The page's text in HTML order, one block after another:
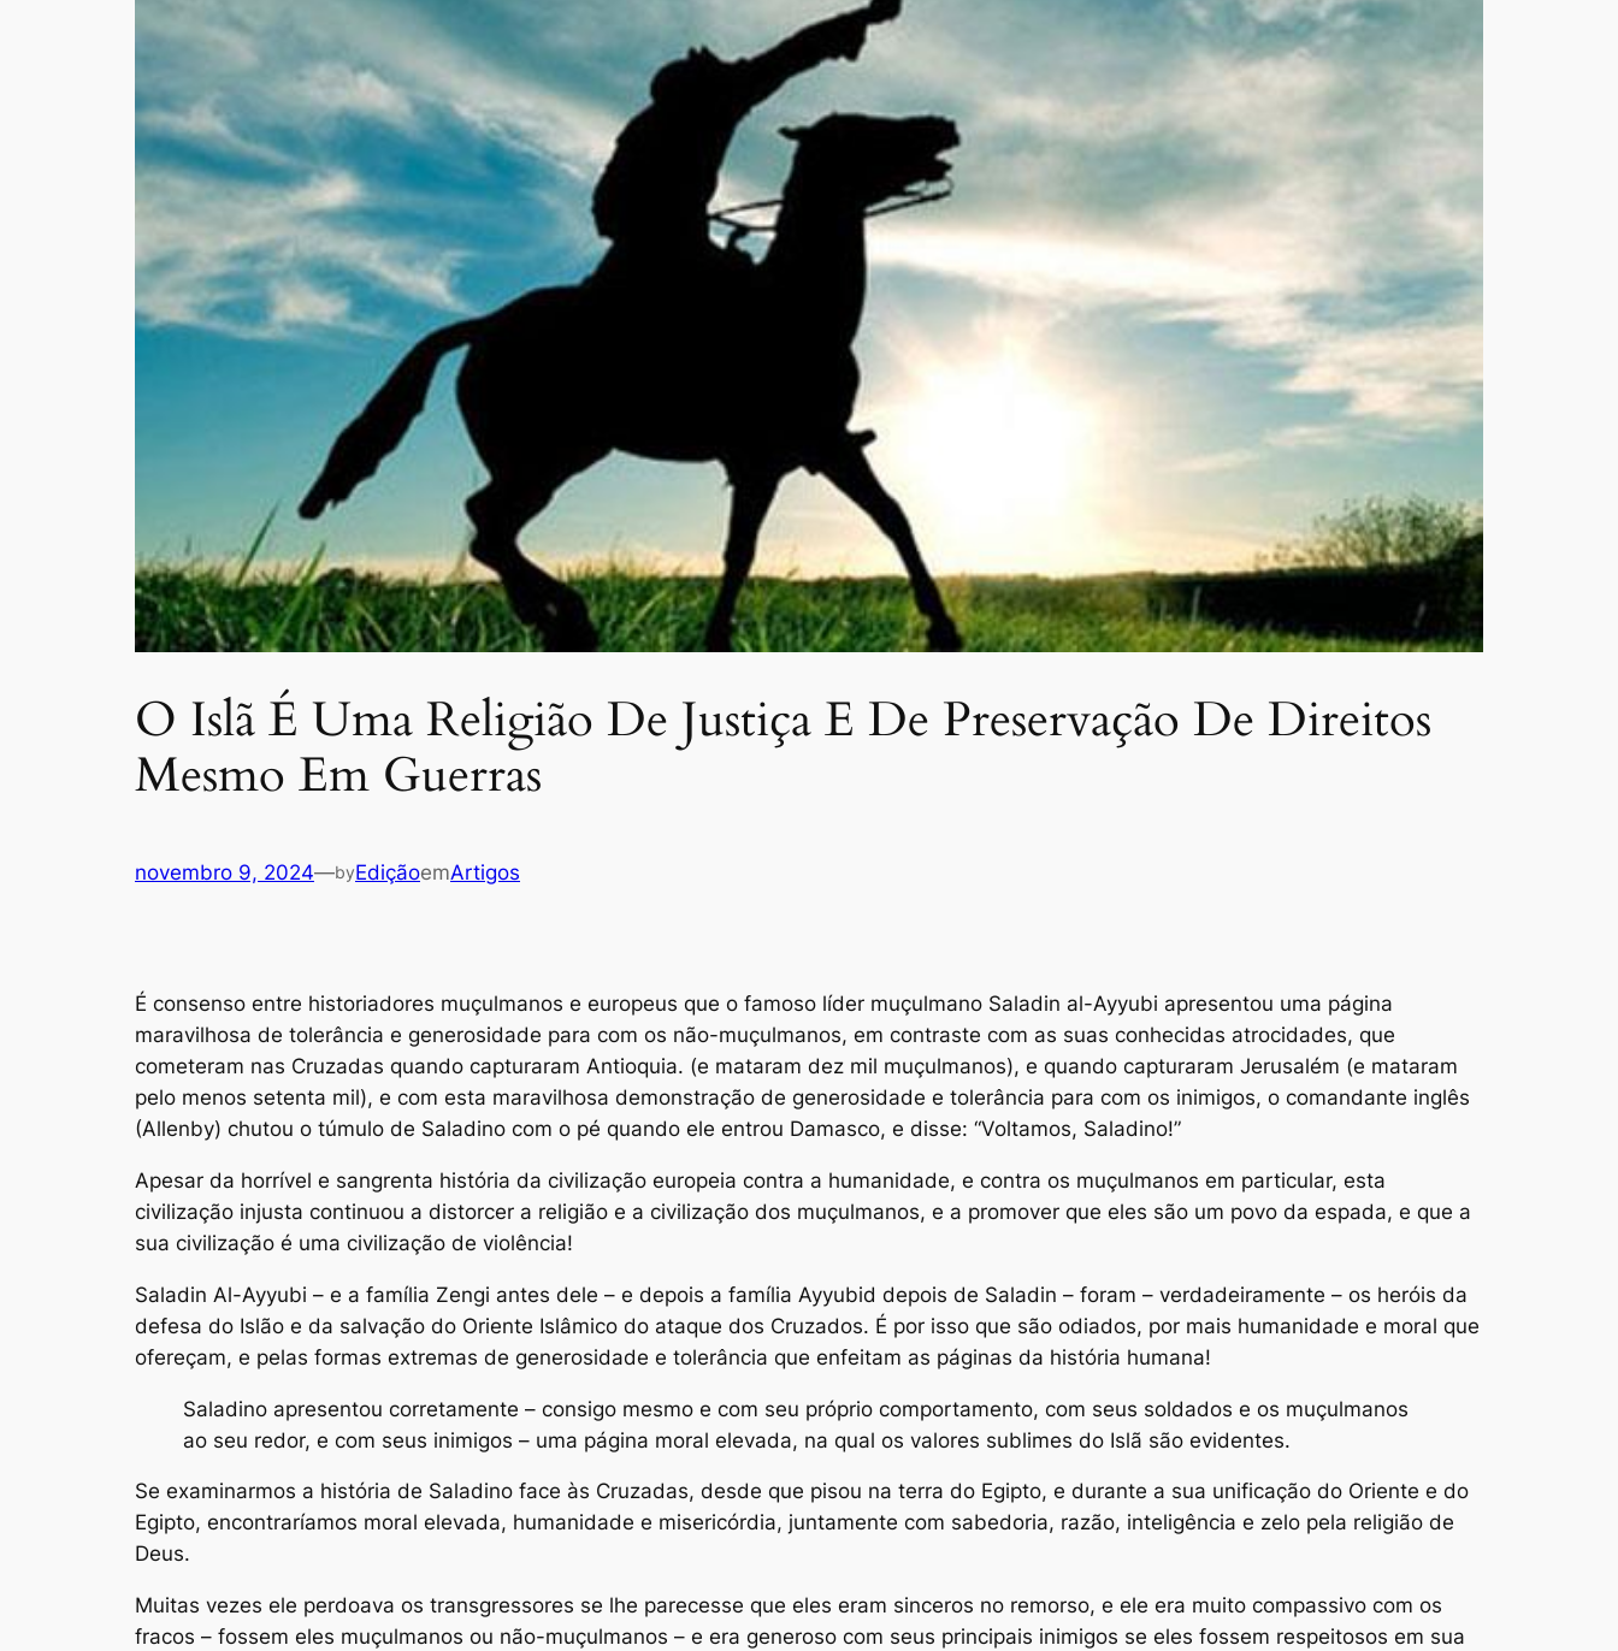
O Islã É Uma Religião De Justiça E De Preservação De Direitos
Mesmo Em Guerras
novembro 9, 2024—byEdiçãoemArtigos
É consenso entre historiadores muçulmanos e europeus que o famoso líder muçulmano Saladin al-Ayyubi apresentou uma página
maravilhosa de tolerância e generosidade para com os não-muçulmanos, em contraste com as suas conhecidas atrocidades, que
cometeram nas Cruzadas quando capturaram Antioquia. (e mataram dez mil muçulmanos), e quando capturaram Jerusalém (e mataram
pelo menos setenta mil), e com esta maravilhosa demonstração de generosidade e tolerância para com os inimigos, o comandante inglês
(Allenby) chutou o túmulo de Saladino com o pé quando ele entrou Damasco, e disse: “Voltamos, Saladino!”
Apesar da horrível e sangrenta história da civilização europeia contra a humanidade, e contra os muçulmanos em particular, esta
civilização injusta continuou a distorcer a religião e a civilização dos muçulmanos, e a promover que eles são um povo da espada, e que a
sua civilização é uma civilização de violência!
Saladin Al-Ayyubi – e a família Zengi antes dele – e depois a família Ayyubid depois de Saladin – foram – verdadeiramente – os heróis da
defesa do Islão e da salvação do Oriente Islâmico do ataque dos Cruzados. É por isso que são odiados, por mais humanidade e moral que
ofereçam, e pelas formas extremas de generosidade e tolerância que enfeitam as páginas da história humana!
Saladino apresentou corretamente – consigo mesmo e com seu próprio comportamento, com seus soldados e os muçulmanos
ao seu redor, e com seus inimigos – uma página moral elevada, na qual os valores sublimes do Islã são evidentes.
Se examinarmos a história de Saladino face às Cruzadas, desde que pisou na terra do Egipto, e durante a sua unificação do Oriente e do
Egipto, encontraríamos moral elevada, humanidade e misericórdia, juntamente com sabedoria, razão, inteligência e zelo pela religião de
Deus.
Muitas vezes ele perdoava os transgressores se lhe parecesse que eles eram sinceros no remorso, e ele era muito compassivo com os
fracos – fossem eles muçulmanos ou não-muçulmanos – e era generoso com seus principais inimigos se eles fossem respeitosos em sua